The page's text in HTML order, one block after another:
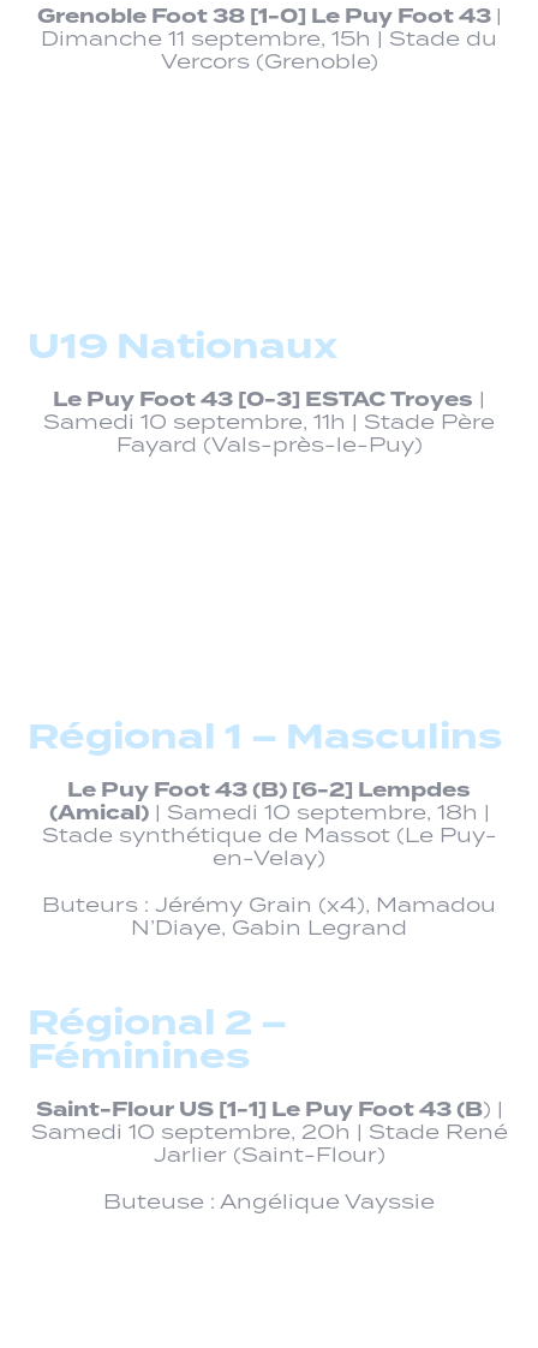
Grenoble Foot 38 [1-0] Le Puy Foot 43 |
Dimanche 11 septembre, 15h | Stade du
Vercors (Grenoble)
U19 Nationaux
Le Puy Foot 43 [0-3] ESTAC Troyes |
Samedi 10 septembre, 11h | Stade Père
Fayard (Vals-près-le-Puy)
Régional 1 – Masculins
Le Puy Foot 43 (B) [6-2] Lempdes
(Amical)| Samedi 10 septembre, 18h |
Stade synthétique de Massot (Le Puy-
en-Velay)
Buteurs : Jérémy Grain (x4), Mamadou
N’Diaye, Gabin Legrand
Régional 2 –
Féminines
Saint-Flour US [1-1] Le Puy Foot 43 (B) |
Samedi 10 septembre, 20h | Stade René
Jarlier (Saint-Flour)
Buteuse : Angélique Vayssie